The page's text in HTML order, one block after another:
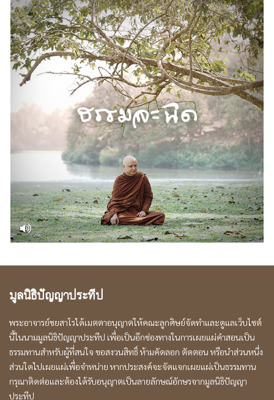
มูลนิธิปัญญาประทีป
พระอาจารย์ชยสาโรได้เมตตาอนุญาตให้คณะลูกศิษย์จัดทำและดูแลเว็บไซต์
นี้ในนามมูลนิธิปัญญาประทีป เพื่อเป็นอีกช่องทางในการเผยแผ่คำสอนเป็น
ธรรมทานสำหรับผู้ที่สนใจ ขอสงวนสิทธิ์ ห้ามคัดลอก ตัดตอน หรือนำส่วนหนึ่ง
ส่วนใดไปเผยแผ่เพื่อจำหน่าย หากประสงค์จะจัดแจกเผยแผ่เป็นธรรมทาน
กรุณาติดต่อและต้องได้รับอนุญาตเป็นลายลักษณ์อักษรจากมูลนิธิปัญญา
ประทีป